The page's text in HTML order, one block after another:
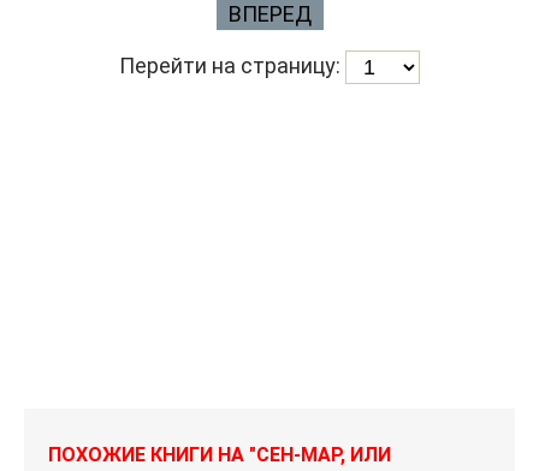
ВПЕРЕД
Перейти на страницу:
ПОХОЖИЕ КНИГИ НА "СЕН-MAP, ИЛИ